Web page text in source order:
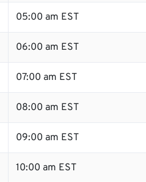
05:00 am EST
06:00 am EST
07:00 am EST
08:00 am EST
09:00 am EST
10:00 am EST